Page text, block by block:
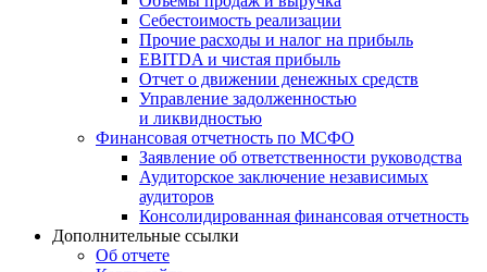
Себестоимость реализации
Прочие расходы и налог на прибыль
EBITDA и чистая прибыль
Отчет о движении денежных средств
Управление задолженностью
и ликвидностью
Финансовая отчетность по МСФО
Заявление об ответственности руководства
Аудиторское заключение независимых
аудиторов
Консолидированная финансовая отчетность
Дополнительные ссылки
Об отчете